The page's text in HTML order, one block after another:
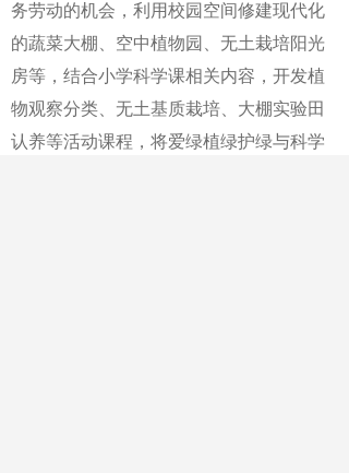
务劳动的机会，利用校园空间修建现代化
的蔬菜大棚、空中植物园、无土栽培阳光
房等，结合小学科学课相关内容，开发植
物观察分类、无土基质栽培、大棚实验田
认养等活动课程，将爱绿植绿护绿与科学